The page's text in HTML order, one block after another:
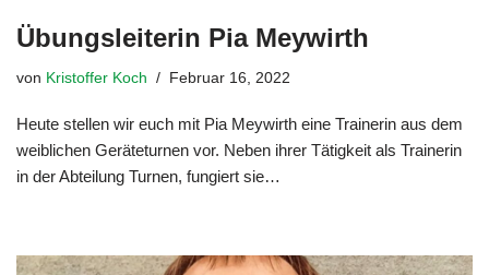
Übungsleiterin Pia Meywirth
von Kristoffer Koch Februar 16, 2022
Heute stellen wir euch mit Pia Meywirth eine Trainerin aus dem
weiblichen Geräteturnen vor. Neben ihrer Tätigkeit als Trainerin
in der Abteilung Turnen, fungiert sie…